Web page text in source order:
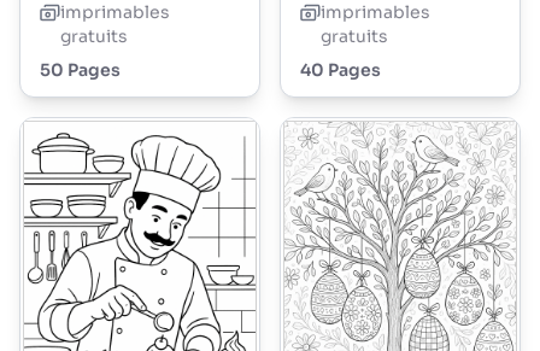
imprimables
gratuits
50 Pages
imprimables
gratuits
40 Pages